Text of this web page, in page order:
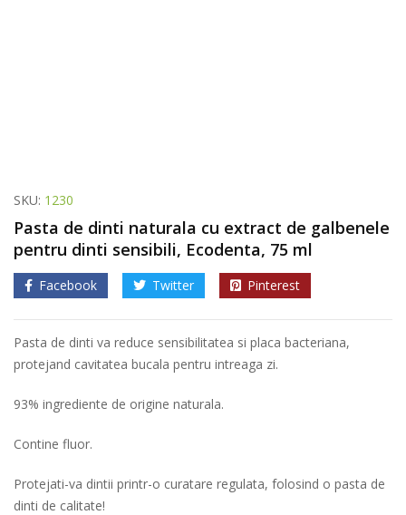
SKU: 1230
Pasta de dinti naturala cu extract de galbenele
pentru dinti sensibili, Ecodenta, 75 ml
Facebook Twitter Pinterest
Pasta de dinti va reduce sensibilitatea si placa bacteriana,
protejand cavitatea bucala pentru intreaga zi.
93% ingrediente de origine naturala.
Contine fluor.
Protejati-va dintii printr-o curatare regulata, folosind o pasta de
dinti de calitate!